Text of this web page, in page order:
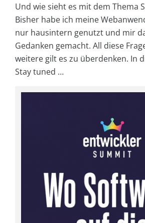
Und wie sieht es mit dem Thema
Bisher habe ich meine
nur hausintern genutzt und mir
Gedanken gemacht. All diese
weitere gilt es zu überdenken. In
Stay tuned …